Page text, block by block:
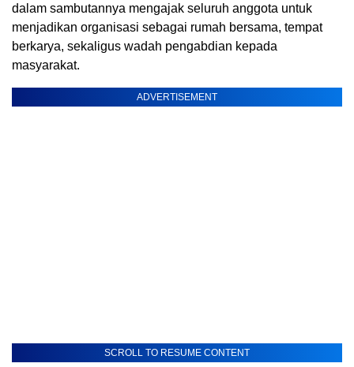
dalam sambutannya mengajak seluruh anggota untuk
menjadikan organisasi sebagai rumah bersama, tempat
berkarya, sekaligus wadah pengabdian kepada
masyarakat.
ADVERTISEMENT
SCROLL TO RESUME CONTENT